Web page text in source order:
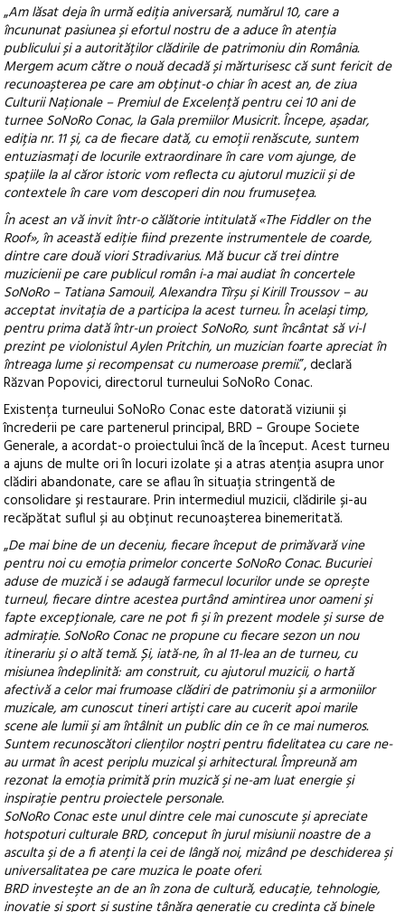
„Am lăsat deja în urmă ediția aniversară, numărul 10, care a
încununat pasiunea și efortul nostru de a aduce în atenția
publicului și a autorităților clădirile de patrimoniu din România.
Mergem acum către o nouă decadă și mărturisesc că sunt fericit de
recunoașterea pe care am obținut-o chiar în acest an, de ziua
Culturii Naționale – Premiul de Excelență pentru cei 10 ani de
turnee SoNoRo Conac, la Gala premiilor Musicrit. Începe, așadar,
ediția nr. 11 și, ca de fiecare dată, cu emoții renăscute, suntem
entuziasmați de locurile extraordinare în care vom ajunge, de
spațiile la al căror istoric vom reflecta cu ajutorul muzicii și de
contextele în care vom descoperi din nou frumusețea.
În acest an vă invit într-o călătorie intitulată «The Fiddler on the
Roof», în această ediție fiind prezente instrumentele de coarde,
dintre care două viori Stradivarius. Mă bucur că trei dintre
muzicienii pe care publicul român i-a mai audiat în concertele
SoNoRo – Tatiana Samouil, Alexandra Tîrșu și Kirill Troussov – au
acceptat invitația de a participa la acest turneu. În același timp,
pentru prima dată într-un proiect SoNoRo, sunt încântat să vi-l
prezint pe violonistul Aylen Pritchin, un muzician foarte apreciat în
întreaga lume și recompensat cu numeroase premii.”, declară
Răzvan Popovici, directorul turneului SoNoRo Conac.
Existența turneului SoNoRo Conac este datorată viziunii și
încrederii pe care partenerul principal, BRD – Groupe Societe
Generale, a acordat-o proiectului încă de la început. Acest turneu
a ajuns de multe ori în locuri izolate și a atras atenția asupra unor
clădiri abandonate, care se aflau în situația stringentă de
consolidare și restaurare. Prin intermediul muzicii, clădirile și-au
recăpătat suflul și au obținut recunoașterea binemeritată.
„De mai bine de un deceniu, fiecare început de primăvară vine
pentru noi cu emoţia primelor concerte SoNoRo Conac. Bucuriei
aduse de muzică i se adaugă farmecul locurilor unde se opreşte
turneul, fiecare dintre acestea purtând amintirea unor oameni şi
fapte excepţionale, care ne pot fi şi în prezent modele şi surse de
admiraţie. SoNoRo Conac ne propune cu fiecare sezon un nou
itinerariu și o altă temă. Și, iată-ne, în al 11-lea an de turneu, cu
misiunea îndeplinită: am construit, cu ajutorul muzicii, o hartă
afectivă a celor mai frumoase clădiri de patrimoniu şi a armoniilor
muzicale, am cunoscut tineri artişti care au cucerit apoi marile
scene ale lumii şi am întâlnit un public din ce în ce mai numeros.
Suntem recunoscători clienţilor noştri pentru fidelitatea cu care ne-
au urmat în acest periplu muzical şi arhitectural. Împreună am
rezonat la emoţia primită prin muzică şi ne-am luat energie şi
inspiraţie pentru proiectele personale.
SoNoRo Conac este unul dintre cele mai cunoscute şi apreciate
hotspoturi culturale BRD, conceput în jurul misiunii noastre de a
asculta şi de a fi atenţi la cei de lângă noi, mizând pe deschiderea şi
universalitatea pe care muzica le poate oferi.
BRD investeşte an de an în zona de cultură, educaţie, tehnologie,
inovaţie şi sport şi susţine tânăra generaţie cu credinţa că binele